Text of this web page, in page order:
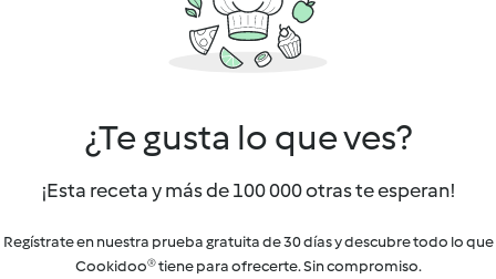
¿Te gusta lo que ves?
¡Esta receta y más de 100 000 otras te esperan!
Regístrate en nuestra prueba gratuita de 30 días y descubre todo lo que
Cookidoo® tiene para ofrecerte. Sin compromiso.